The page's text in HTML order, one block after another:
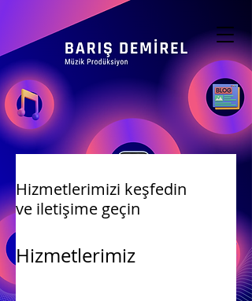
Hizmetlerimizi keşfedin
ve iletişime geçin
Hizmetlerimiz